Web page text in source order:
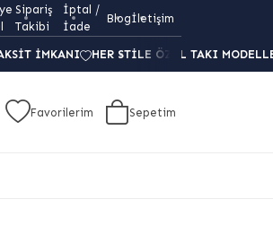
Kuyumculuk ile her anınızı
Sipariş
Takibi
İptal /
İade
Blogİletişim
İMKANI HER STILE ÖZEL TAKI
Favorilerim Sepetim